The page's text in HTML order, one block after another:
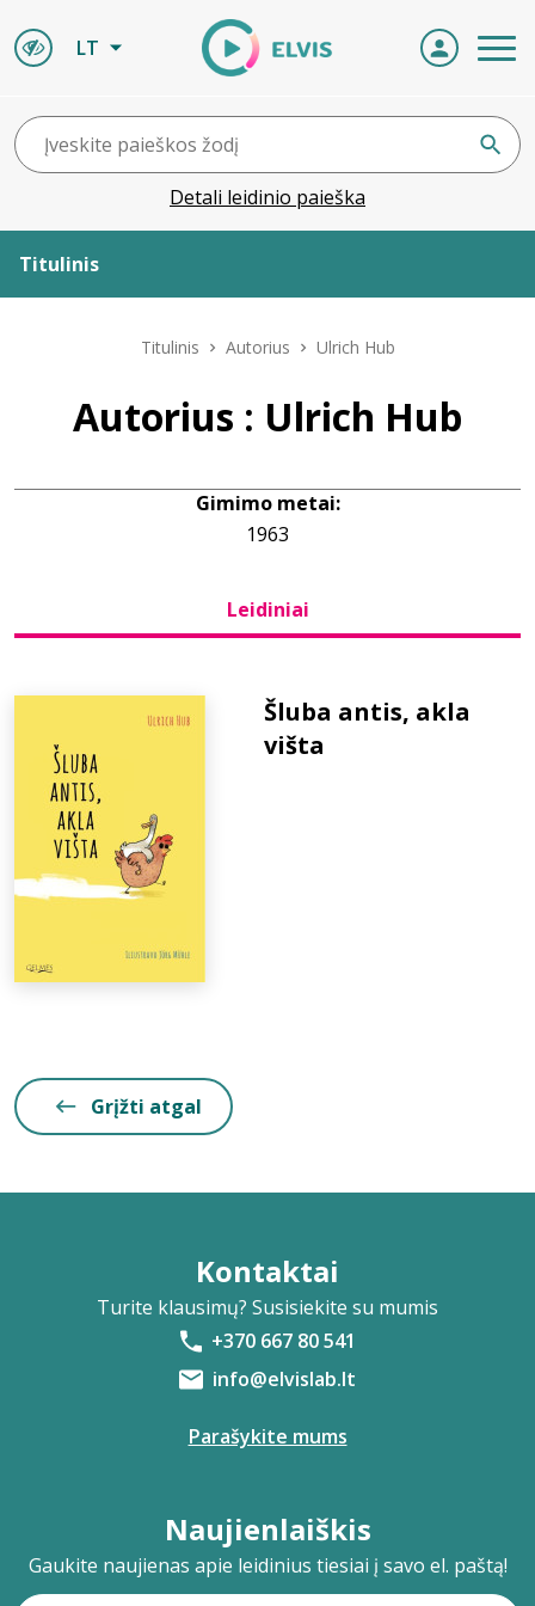
LT
Detali leidinio paieška
Titulinis
Leidiniai
Titulinis Autorius Ulrich Hub
Autorius : Ulrich Hub
Gimimo metai:
1963
Leidiniai
Šluba antis, akla
višta
Grįžti atgal
Kontaktai
Turite klausimų? Susisiekite su mumis
+370 667 80 541
info@elvislab.lt
Parašykite mums
Naujienlaiškis
Gaukite naujienas apie leidinius tiesiai į savo el. paštą!